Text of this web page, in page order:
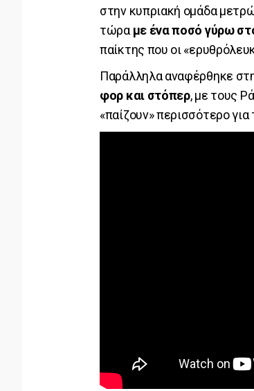
στην κυπριακή ομάδα
τώρα με ένα ποσό γύρω
παίκτης που οι
Παράλληλα αναφέρθηκε
φορ και στόπερ, με τους
«παίζουν» περισσότερο